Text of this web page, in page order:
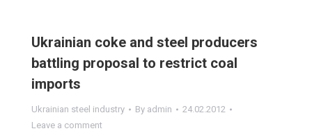
Ukrainian coke and steel producers
battling proposal to restrict coal
imports
Ukrainian steel industry By admin
24.02.2012
Leave a comment